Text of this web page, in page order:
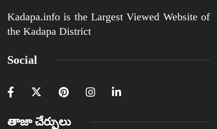
Kadapa.info is the Largest Viewed Website of
the Kadapa District
Social
తాజా చేర్పులు